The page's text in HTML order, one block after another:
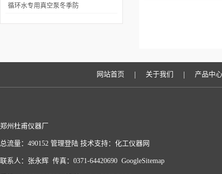
预防性维护手册
的射流真空原理与常见抽
循环水专用真空泵冬季防
网站首页 | 关于我们 | 产品中心
郑州杜甫仪器厂
总流量：490152 管理登陆 技术支持： 化工仪器网
联系人：张永辉 传真：0371-64420690 GoogleSitemap